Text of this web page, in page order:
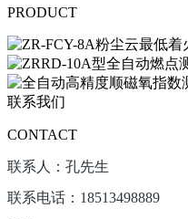
PRODUCT
联系我们
CONTACT
联系人：孔先生
联系电话：18513498889